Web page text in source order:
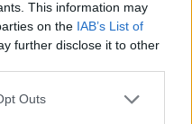
This information may
on the IAB’s List of
further disclose it to other
uses one or more Google
Outs